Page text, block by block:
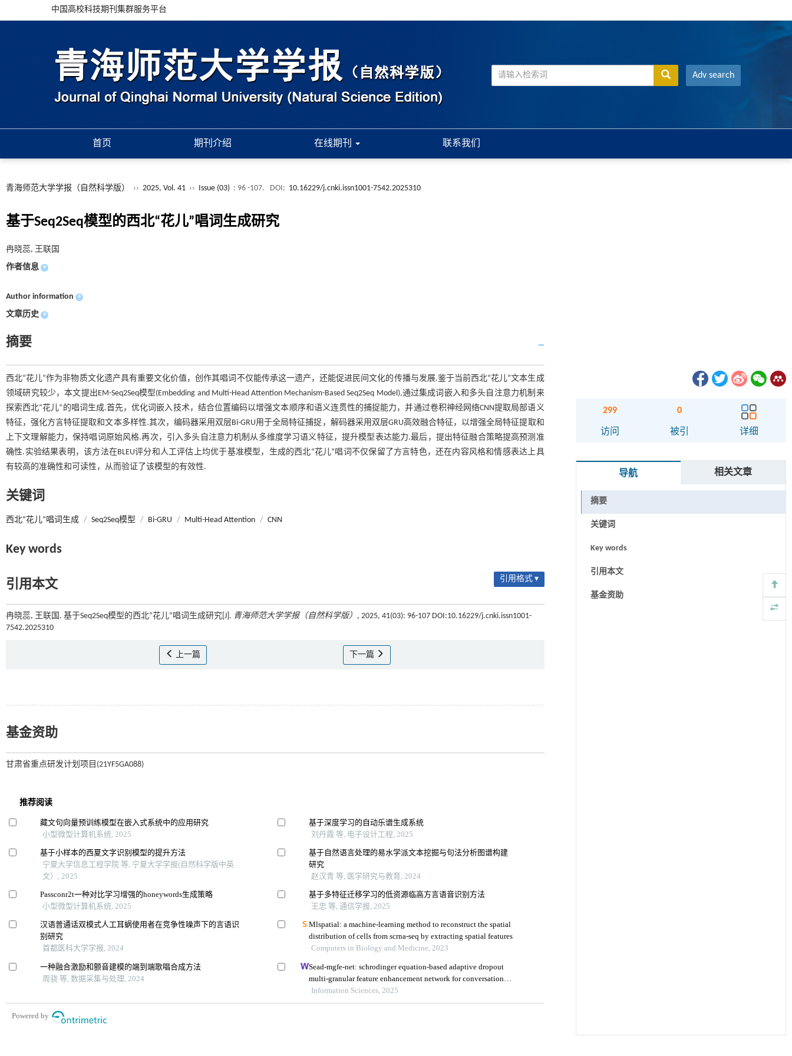
中国高校科技期刊集群服务平台
Adv search
首页 期刊介绍 在线期刊 联系我们
青海师范大学学报（自然科学版） ›› 2025, Vol. 41 ›› Issue (03) : 96 -107. DOI: 10.16229/j.cnki.issn1001-7542.2025310
基于Seq2Seq模型的西北“花儿”唱词生成研究
冉晓蕊, 王联国
作者信息 +
Author information +
文章历史 +
摘要
西北“花儿”作为非物质文化遗产具有重要文化价值，创作其唱词不仅能传承这一遗产，还能促进民间文化的传播与发展.鉴于当前西北“花儿”文本生成
领域研究较少，本文提出EM-Seq2Seq模型(Embedding and Multi-Head Attention Mechanism-Based Seq2Seq Model),通过集成词嵌入和多头自注意力机制来
探索西北“花儿”的唱词生成.首先，优化词嵌入技术，结合位置编码以增强文本顺序和语义连贯性的捕捉能力，并通过卷积神经网络CNN提取局部语义
特征，强化方言特征提取和文本多样性.其次，编码器采用双层Bi-GRU用于全局特征捕捉，解码器采用双层GRU高效融合特征，以增强全局特征提取和
上下文理解能力，保持唱词原始风格.再次，引入多头自注意力机制从多维度学习语义特征，提升模型表达能力.最后，提出特征融合策略提高预测准
确性.实验结果表明，该方法在BLEU评分和人工评估上均优于基准模型，生成的西北“花儿”唱词不仅保留了方言特色，还在内容风格和情感表达上具
有较高的准确性和可读性，从而验证了该模型的有效性.
关键词
西北“花儿”唱词生成 / Seq2Seq模型 / Bi-GRU / Multi-Head Attention / CNN
Key words
引用本文 引用格式 ▾
冉晓蕊, 王联国. 基于Seq2Seq模型的西北“花儿”唱词生成研究[J]. 青海师范大学学报（自然科学版） , 2025, 41(03): 96-107 DOI:10.16229/j.cnki.issn1001-
7542.2025310
上一篇 下一篇
基金资助
甘肃省重点研发计划项目(21YF5GA088)
299
访问
0
被引 详细
导航 相关文章
摘要
关键词
Key words
引用本文
基金资助